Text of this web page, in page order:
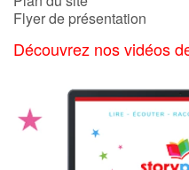
Art, espace, activité
En famille
Quotidien et loisirs
Flyer de présentation
Découvrez nos vidéos